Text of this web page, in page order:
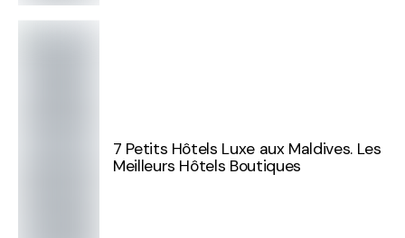
7 Petits Hôtels Luxe aux Maldives. Les
Meilleurs Hôtels Boutiques